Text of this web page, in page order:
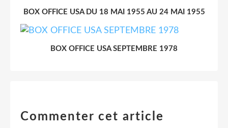
BOX OFFICE USA DU 18 MAI 1955 AU 24 MAI 1955
BOX OFFICE USA SEPTEMBRE 1978
Commenter cet article